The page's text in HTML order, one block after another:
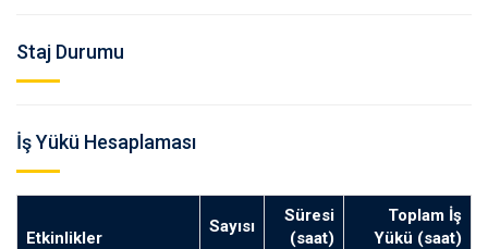
Staj Durumu
İş Yükü Hesaplaması
Etkinlikler
Sayısı
Süresi
(saat)
Toplam İş
Yükü (saat)